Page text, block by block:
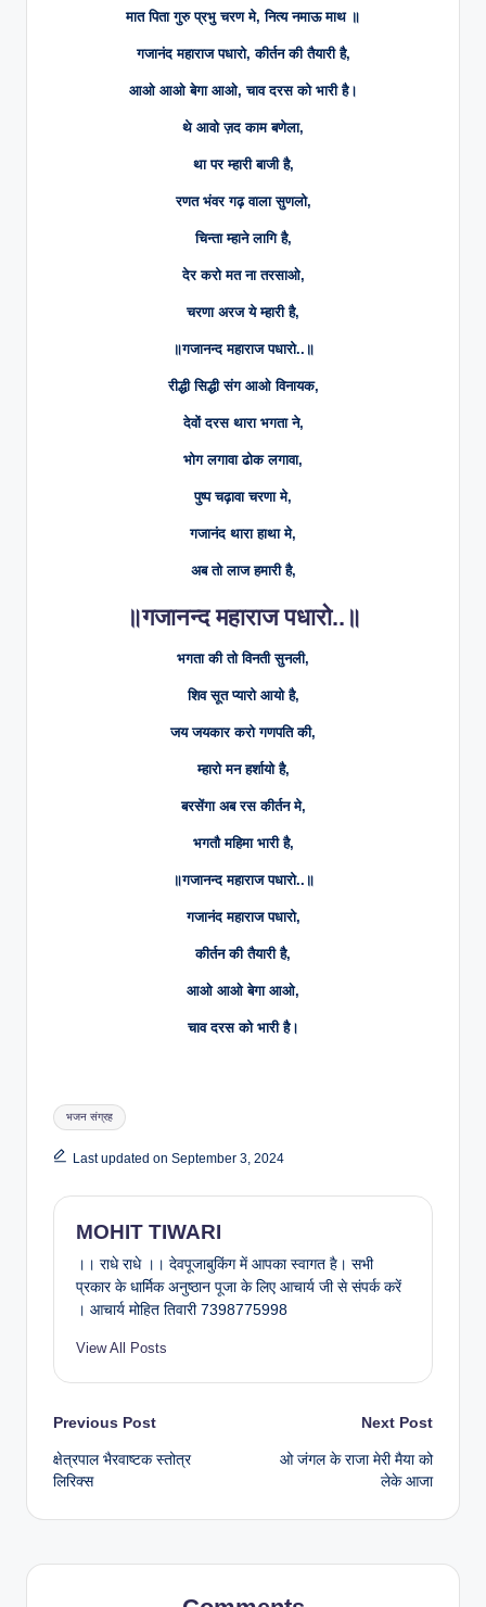
मात पिता गुरु प्रभु चरण मे, नित्य नमाऊ माथ ॥
गजानंद महाराज पधारो, कीर्तन की तैयारी है,
आओ आओ बेगा आओ, चाव दरस को भारी है।
थे आवो ज़द काम बणेला,
था पर म्हारी बाजी है,
रणत भंवर गढ़ वाला सुणलो,
चिन्ता म्हाने लागि है,
देर करो मत ना तरसाओ,
चरणा अरज ये म्हारी है,
॥गजानन्द महाराज पधारो..॥
रीद्धी सिद्धी संग आओ विनायक,
देवों दरस थारा भगता ने,
भोग लगावा ढोक लगावा,
पुष्प चढ़ावा चरणा मे,
गजानंद थारा हाथा मे,
अब तो लाज हमारी है,
॥गजानन्द महाराज पधारो..॥
भगता की तो विनती सुनली,
शिव सूत प्यारो आयो है,
जय जयकार करो गणपति की,
म्हारो मन हर्शायो है,
बरसेंगा अब रस कीर्तन मे,
भगतौ महिमा भारी है,
॥गजानन्द महाराज पधारो..॥
गजानंद महाराज पधारो,
कीर्तन की तैयारी है,
आओ आओ बेगा आओ,
चाव दरस को भारी है।
Tags:
भजन संग्रह
Last updated on September 3, 2024
MOHIT TIWARI
।। राधे राधे ।। देवपूजाबुकिंग में आपका स्वागत है। सभी
प्रकार के धार्मिक अनुष्ठान पूजा के लिए आचार्य जी से संपर्क करें
। आचार्य मोहित तिवारी 7398775998
View All Posts
Post
navigation
Previous Post
क्षेत्रपाल भैरवाष्टक स्तोत्र
लिरिक्स
Next Post
ओ जंगल के राजा मेरी मैया को
लेके आजा